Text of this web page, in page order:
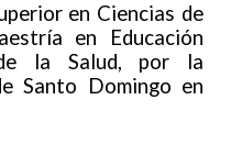
en Ciencias de
en Educación
la Salud, por la
Santo Domingo en